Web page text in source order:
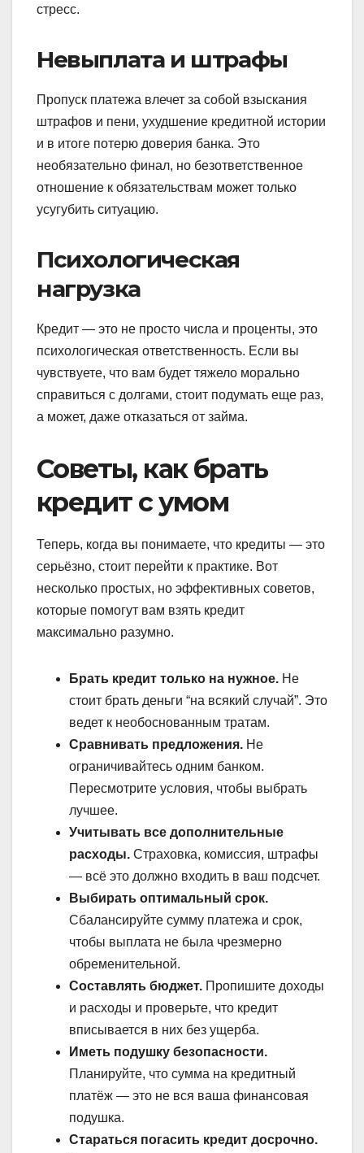
стресс.
Невыплата и штрафы
Пропуск платежа влечет за собой взыскания
штрафов и пени, ухудшение кредитной истории
и в итоге потерю доверия банка. Это
необязательно финал, но безответственное
отношение к обязательствам может только
усугубить ситуацию.
Психологическая
нагрузка
Кредит — это не просто числа и проценты, это
психологическая ответственность. Если вы
чувствуете, что вам будет тяжело морально
справиться с долгами, стоит подумать еще раз,
а может, даже отказаться от займа.
Советы, как брать
кредит с умом
Теперь, когда вы понимаете, что кредиты — это
серьёзно, стоит перейти к практике. Вот
несколько простых, но эффективных советов,
которые помогут вам взять кредит
максимально разумно.
Брать кредит только на нужное. Не
стоит брать деньги “на всякий случай”. Это
ведет к необоснованным тратам.
Сравнивать предложения. Не
ограничивайтесь одним банком.
Пересмотрите условия, чтобы выбрать
лучшее.
Учитывать все дополнительные
расходы. Страховка, комиссия, штрафы
— всё это должно входить в ваш подсчет.
Выбирать оптимальный срок.
Сбалансируйте сумму платежа и срок,
чтобы выплата не была чрезмерно
обременительной.
Составлять бюджет. Пропишите доходы
и расходы и проверьте, что кредит
вписывается в них без ущерба.
Иметь подушку безопасности.
Планируйте, что сумма на кредитный
платёж — это не вся ваша финансовая
подушка.
Стараться погасить кредит досрочно.